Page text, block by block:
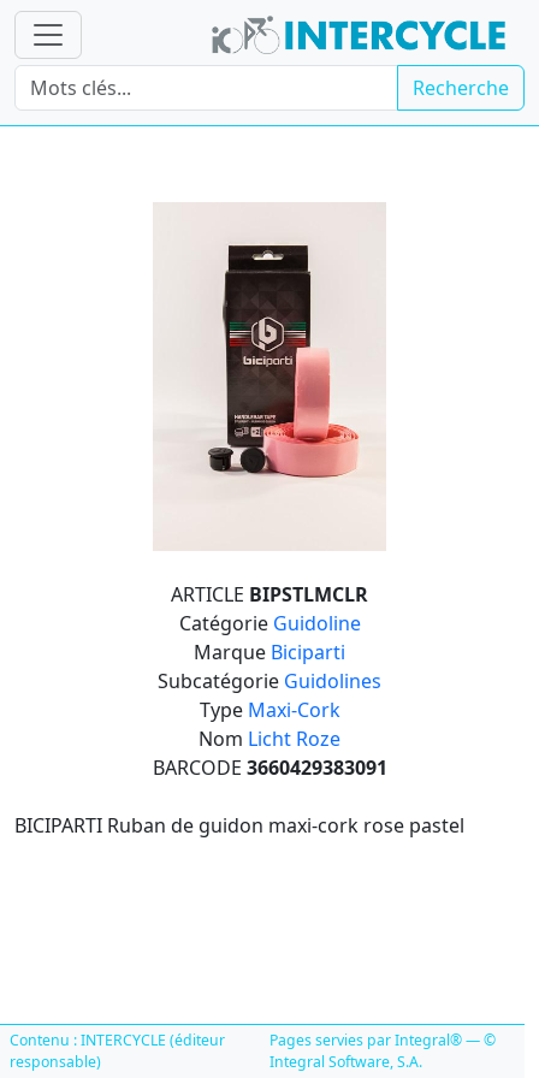
Recherche
ARTICLE BIPSTLMCLR
Catégorie Guidoline
Marque Biciparti
Subcatégorie Guidolines
Type Maxi-Cork
Nom Licht Roze
BARCODE 3660429383091
BICIPARTI Ruban de guidon maxi-cork rose pastel
Contenu : INTERCYCLE (éditeur
responsable)
Pages servies par Integral® — ©
Integral Software, S.A.